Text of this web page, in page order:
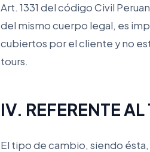
Art. 1331 del código Civil
del mismo cuerpo legal, es
cubiertos por el cliente y no
tours.
IV. REFERENTE
El tipo de cambio, siendo